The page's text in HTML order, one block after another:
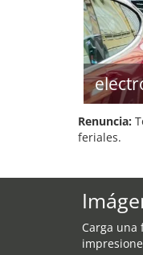
Renuncia:
feriales.
Carga una